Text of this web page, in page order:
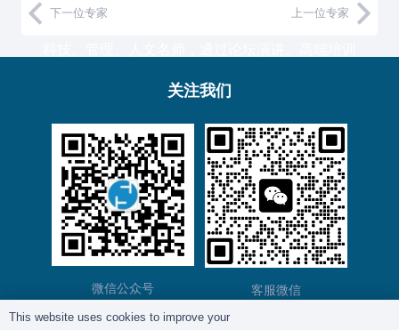
教授和500强企业高管，汇聚国内外一流的经济、
升维！
复育智库总部位于上海，服务于金融、通信、能
源、制造、医药等产业的大型客户。
下一位专家 上一位专家
关注我们
微信公众号 客服微信
This website uses cookies to improve your